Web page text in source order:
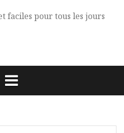
faciles pour tous les jours